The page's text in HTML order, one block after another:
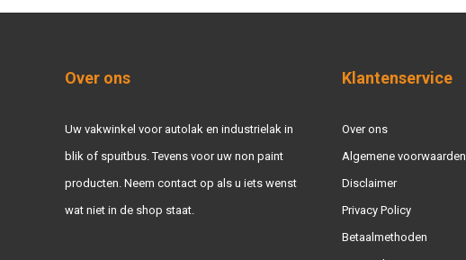
Over ons
Uw vakwinkel voor autolak en industrielak in
blik of spuitbus. Tevens voor uw non paint
producten. Neem contact op als u iets wenst
wat niet in de shop staat.
Klantenservice
Over ons
Algemene voorwaarden
Disclaimer
Privacy Policy
Betaalmethoden